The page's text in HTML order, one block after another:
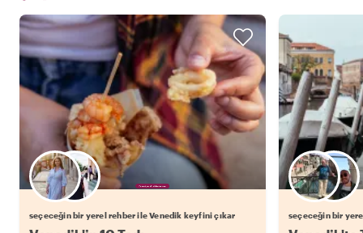
Favori yerel rehberini seç
seçeceğin bir yerel rehber ile Venedik keyfini çıkar seçeceğin bir